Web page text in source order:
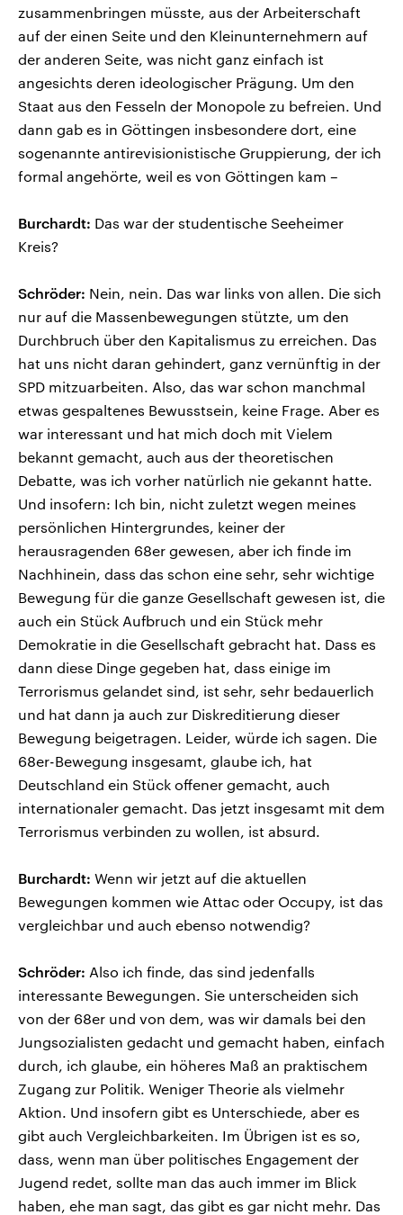
zusammenbringen müsste, aus der Arbeiterschaft
auf der einen Seite und den Kleinunternehmern auf
der anderen Seite, was nicht ganz einfach ist
angesichts deren ideologischer Prägung. Um den
Staat aus den Fesseln der Monopole zu befreien. Und
dann gab es in Göttingen insbesondere dort, eine
sogenannte antirevisionistische Gruppierung, der ich
formal angehörte, weil es von Göttingen kam –
Burchardt: Das war der studentische Seeheimer
Kreis?
Schröder: Nein, nein. Das war links von allen. Die sich
nur auf die Massenbewegungen stützte, um den
Durchbruch über den Kapitalismus zu erreichen. Das
hat uns nicht daran gehindert, ganz vernünftig in der
SPD mitzuarbeiten. Also, das war schon manchmal
etwas gespaltenes Bewusstsein, keine Frage. Aber es
war interessant und hat mich doch mit Vielem
bekannt gemacht, auch aus der theoretischen
Debatte, was ich vorher natürlich nie gekannt hatte.
Und insofern: Ich bin, nicht zuletzt wegen meines
persönlichen Hintergrundes, keiner der
herausragenden 68er gewesen, aber ich finde im
Nachhinein, dass das schon eine sehr, sehr wichtige
Bewegung für die ganze Gesellschaft gewesen ist, die
auch ein Stück Aufbruch und ein Stück mehr
Demokratie in die Gesellschaft gebracht hat. Dass es
dann diese Dinge gegeben hat, dass einige im
Terrorismus gelandet sind, ist sehr, sehr bedauerlich
und hat dann ja auch zur Diskreditierung dieser
Bewegung beigetragen. Leider, würde ich sagen. Die
68er-Bewegung insgesamt, glaube ich, hat
Deutschland ein Stück offener gemacht, auch
internationaler gemacht. Das jetzt insgesamt mit dem
Terrorismus verbinden zu wollen, ist absurd.
Burchardt: Wenn wir jetzt auf die aktuellen
Bewegungen kommen wie Attac oder Occupy, ist das
vergleichbar und auch ebenso notwendig?
Schröder: Also ich finde, das sind jedenfalls
interessante Bewegungen. Sie unterscheiden sich
von der 68er und von dem, was wir damals bei den
Jungsozialisten gedacht und gemacht haben, einfach
durch, ich glaube, ein höheres Maß an praktischem
Zugang zur Politik. Weniger Theorie als vielmehr
Aktion. Und insofern gibt es Unterschiede, aber es
gibt auch Vergleichbarkeiten. Im Übrigen ist es so,
dass, wenn man über politisches Engagement der
Jugend redet, sollte man das auch immer im Blick
haben, ehe man sagt, das gibt es gar nicht mehr. Das